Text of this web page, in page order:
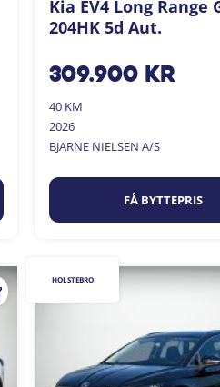
Kia EV4 Long Range
204HK 5d Aut.
309.900 kr
40 KM
2026
BJARNE NIELSEN A/S
FÅ BYTTEPRIS
HOLSTEBRO